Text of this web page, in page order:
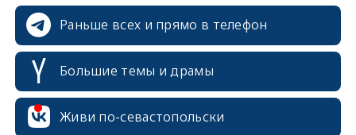
Раньше всех и прямо в телефон
Большие темы и драмы
Живи по-севастопольски
erid: 2SDnjcrDNw6